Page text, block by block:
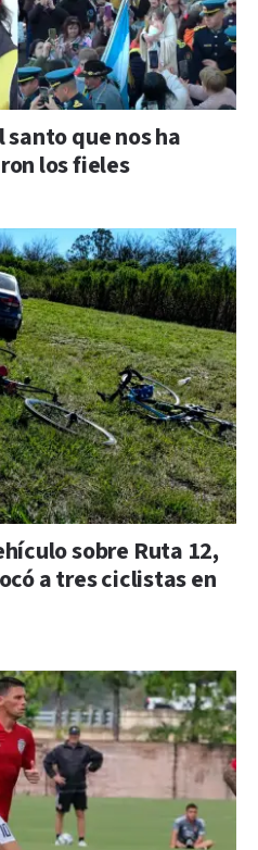
santo que nos ha
los fieles
sobre Ruta 12,
a tres ciclistas en